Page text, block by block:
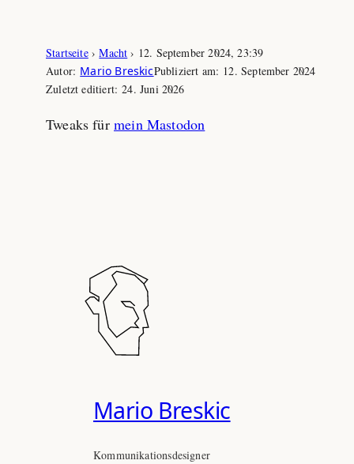
springen
Mario Breskic
Kommunikationsdesigner
Startseite›Macht › 12. September 2024, 23:39
Autor: Mario BreskicPubliziert am: 12. September 2024
Zuletzt editiert:24. Juni 2026
Tweaks für mein Mastodon